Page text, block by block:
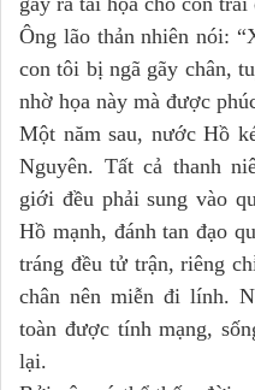
Ông lão thản nhiên nói:
con tôi bị ngã gãy chân,
nhờ họa này mà được
Một năm sau, nước Hồ
Nguyên. Tất cả thanh
giới đều phải sung vào
Hồ mạnh, đánh tan đạo
tráng đều tử trận, riêng
chân nên miễn đi lính.
toàn được tính mạng,
lại.